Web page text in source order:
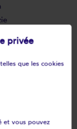
de-rivière
privée
que les cookies
et vous pouvez